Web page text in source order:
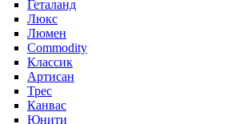
Геталанд
Люкс
Люмен
Commodity
Классик
Артисан
Трес
Канвас
Юнити